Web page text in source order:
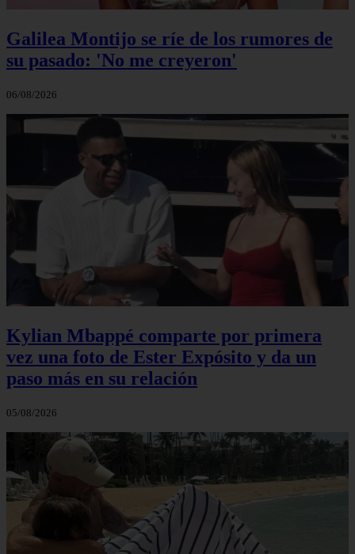
Galilea Montijo se ríe de los rumores de
su pasado: 'No me creyeron'
06/08/2026
Kylian Mbappé comparte por primera
vez una foto de Ester Expósito y da un
paso más en su relación
05/08/2026